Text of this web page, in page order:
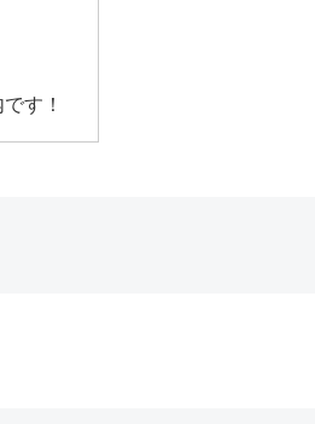
す！